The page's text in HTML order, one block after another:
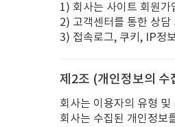
1) 회사는 사이트 회원가
2) 고객센터를 통한 상담
3) 접속로그, 쿠키, IP정
제2조 (개인정보의 수
회사는 이용자의 유형
회사는 수집된 개인정보